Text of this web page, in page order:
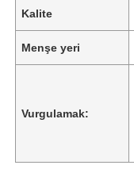
Kalite
Menşe yeri
Vurgulamak: